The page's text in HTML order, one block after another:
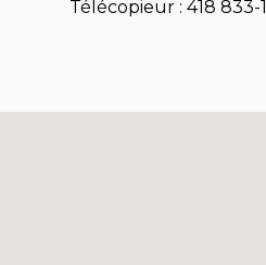
Télécopieur : 418 833-